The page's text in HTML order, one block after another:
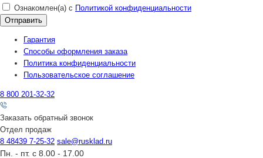
Ознакомлен(а) с Политикой конфиденциальности
Гарантия
Способы оформления заказа
Политика конфиденциальности
Пользовательское соглашение
8 800 201-32-32
Заказать обратный звонок
Отдел продаж
8 48439 7-25-32 sale@rusklad.ru
Пн. - пт. с 8.00 - 17.00